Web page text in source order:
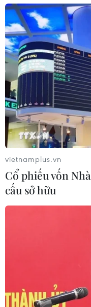
10/08/2026 04:35
Phim Việt lần thứ
chương trình chiếu
Berlin
10/08/2026 02:28
Pháp bắt giữ 4 nghi
hồ đắt tiền của du
10/08/2026 01:09
Xuất khẩu của Đức
giảm mạnh
09/08/2026 22:05
vietnamplus.vn
Cổ phiếu vốn
cấu sở hữu